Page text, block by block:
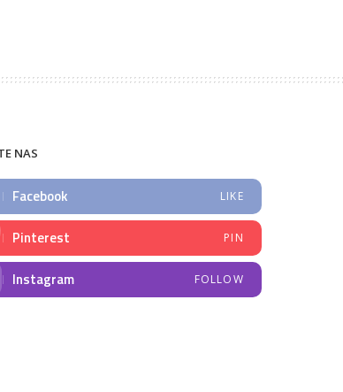
NAS
Facebook LIKE
Pinterest PIN
Instagram FOLLOW